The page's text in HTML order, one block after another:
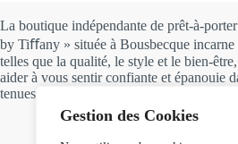
Gestion des Cookies
La boutique indépendante de prêt-à-
by Tiﬀany » située à Bousbecque incarne
telles que la qualité, le style et le bien-
aider à vous sentir confiante et épanouie
tenues au quotidien.